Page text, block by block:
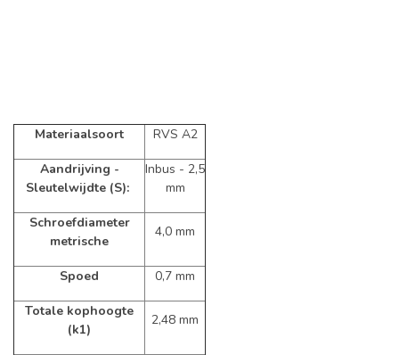
Materiaalsoort RVS A2
Aandrijving -
Sleutelwijdte (S):
Inbus - 2,5
mm
Schroefdiameter
metrische
4,0 mm
Spoed 0,7 mm
Totale kophoogte
(k1)
2,48 mm